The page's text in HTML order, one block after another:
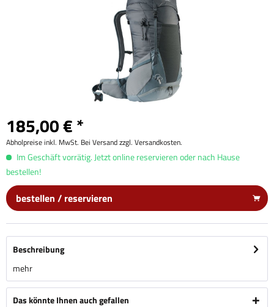
185,00 € *
Abholpreise inkl. MwSt. Bei Versand zzgl. Versandkosten.
Im Geschäft vorrätig. Jetzt online reservieren oder nach Hause
bestellen!
bestellen / reservieren
Beschreibung
mehr
Das könnte Ihnen auch gefallen